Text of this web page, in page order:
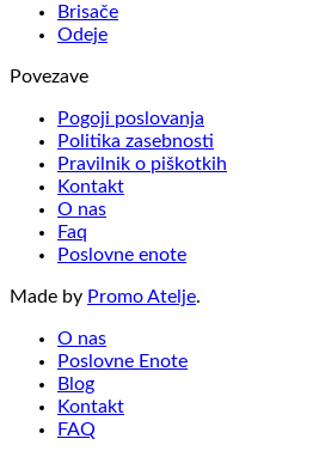
Brisače
Odeje
Povezave
Pogoji poslovanja
Politika zasebnosti
Pravilnik o piškotkih
Kontakt
O nas
Faq
Poslovne enote
Made by Promo Atelje.
O nas
Poslovne Enote
Blog
Kontakt
FAQ